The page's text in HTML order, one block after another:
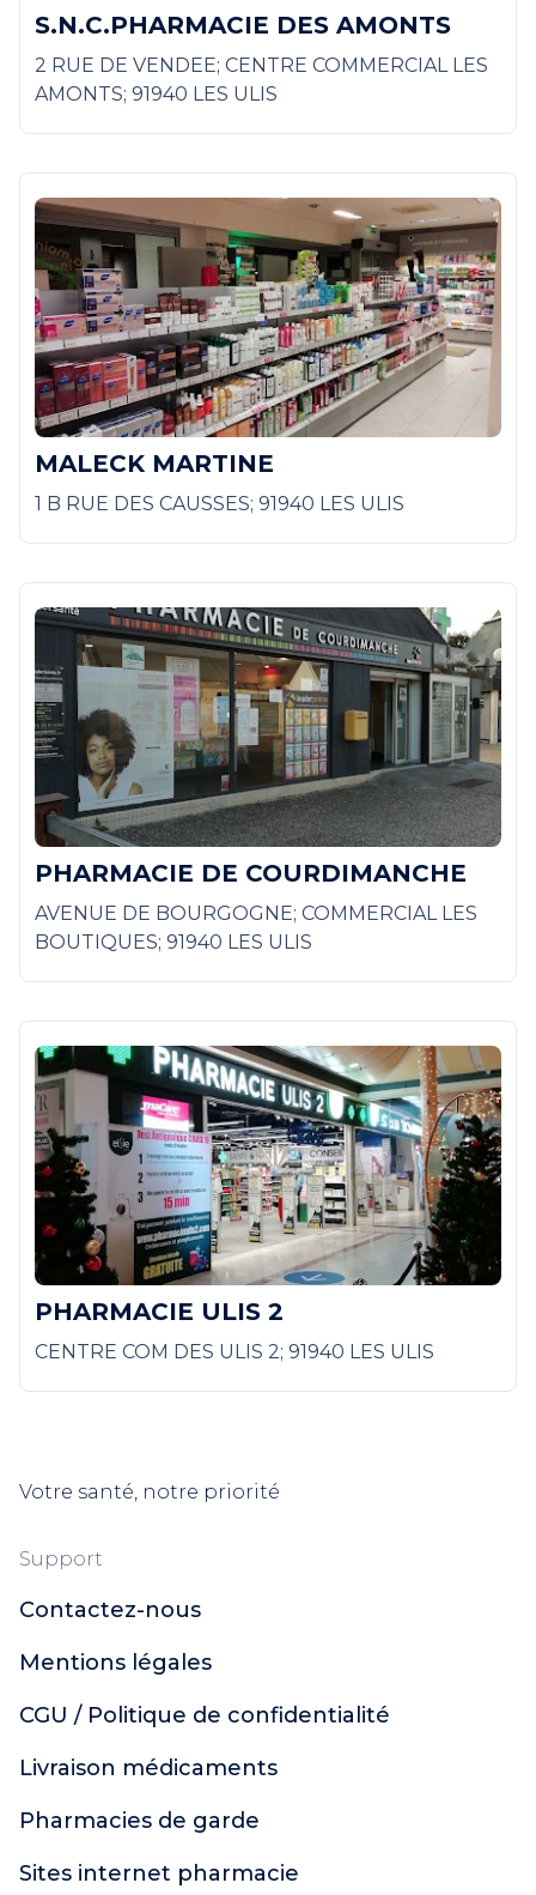
S.N.C.PHARMACIE DES AMONTS
2 RUE DE VENDEE; CENTRE COMMERCIAL LES
AMONTS; 91940 LES ULIS
MALECK MARTINE
1 B RUE DES CAUSSES; 91940 LES ULIS
PHARMACIE DE COURDIMANCHE
AVENUE DE BOURGOGNE; COMMERCIAL LES
BOUTIQUES; 91940 LES ULIS
PHARMACIE ULIS 2
CENTRE COM DES ULIS 2; 91940 LES ULIS
Votre santé, notre priorité
Support
Contactez-nous
Mentions légales
CGU / Politique de confidentialité
Livraison médicaments
Pharmacies de garde
Sites internet pharmacie